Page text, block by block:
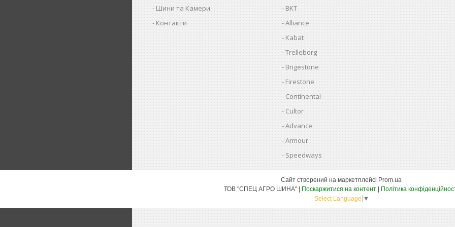
Шини та Камери
Контакти
BKT
Alliance
Kabat
Trelleborg
Brigestone
Firestone
Continental
Cultor
Advance
Armour
Speedways
Сайт створений на маркетплейсі Prom.ua
Поскаржитися на контент
Політика
Select Language ▼